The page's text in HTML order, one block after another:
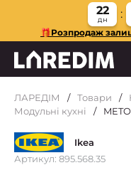
22
дн
🎁Розпродаж
ЛАРЕДІМ Товари
Модульні кухні
Ikea
Артикул: 895.568.35